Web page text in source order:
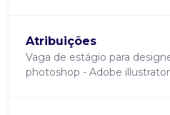
Atribuições
Vaga de estágio para
photoshop - Adobe